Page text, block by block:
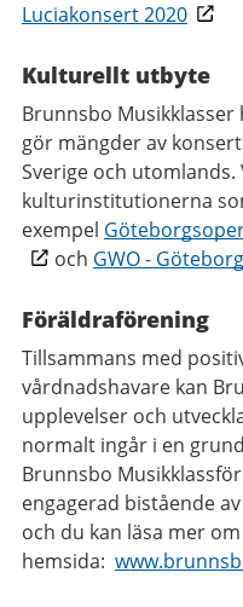
Luciakonsert 2020
Kulturellt utbyte
Brunnsbo
gör mängder av
Sverige och
kulturinstitutionerna
exempel
och GWO -
Föräldraförening
Tillsammans med
vårdnadshavare kan
upplevelser och
normalt ingår i en
Brunnsbo
engagerad bistående
och du kan läsa mer
hemsida: